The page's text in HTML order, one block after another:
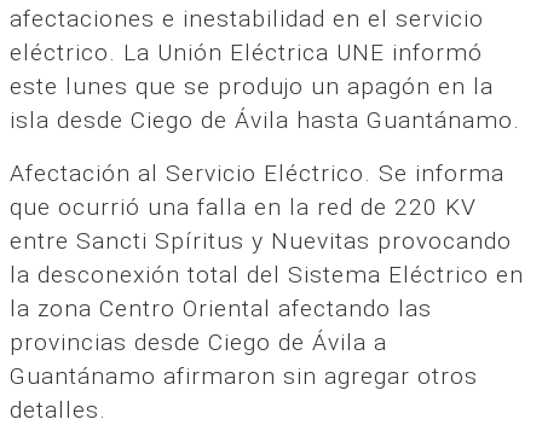
afectaciones e inestabilidad en el servicio
eléctrico. La Unión Eléctrica UNE informó
este lunes que se produjo un apagón en la
isla desde Ciego de Ávila hasta Guantánamo.
Afectación al Servicio Eléctrico. Se informa
que ocurrió una falla en la red de 220 KV
entre Sancti Spíritus y Nuevitas provocando
la desconexión total del Sistema Eléctrico en
la zona Centro Oriental afectando las
provincias desde Ciego de Ávila a
Guantánamo afirmaron sin agregar otros
detalles.